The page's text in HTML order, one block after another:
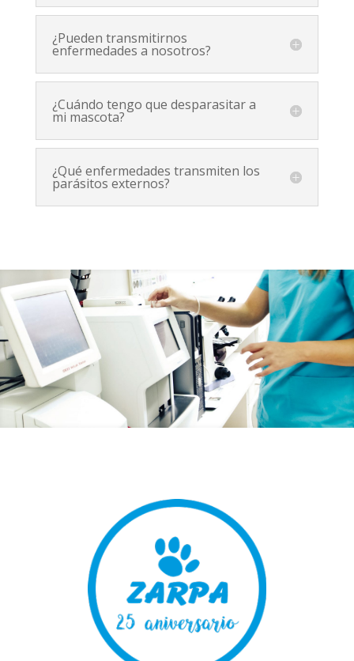
¿Pueden transmitirnos
enfermedades a nosotros?
¿Cuándo tengo que desparasitar a
mi mascota?
¿Qué enfermedades transmiten los
parásitos externos?